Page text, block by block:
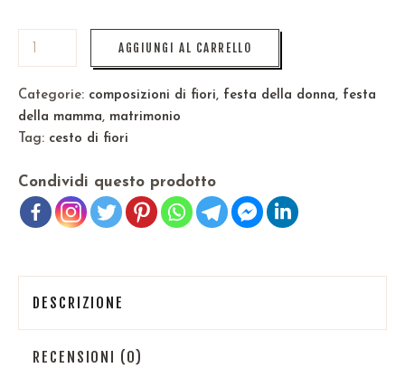
AGGIUNGI AL CARRELLO
Categorie: composizioni di fiori, festa della donna, festa
della mamma, matrimonio
Tag: cesto di fiori
Condividi questo prodotto
DESCRIZIONE
RECENSIONI (0)